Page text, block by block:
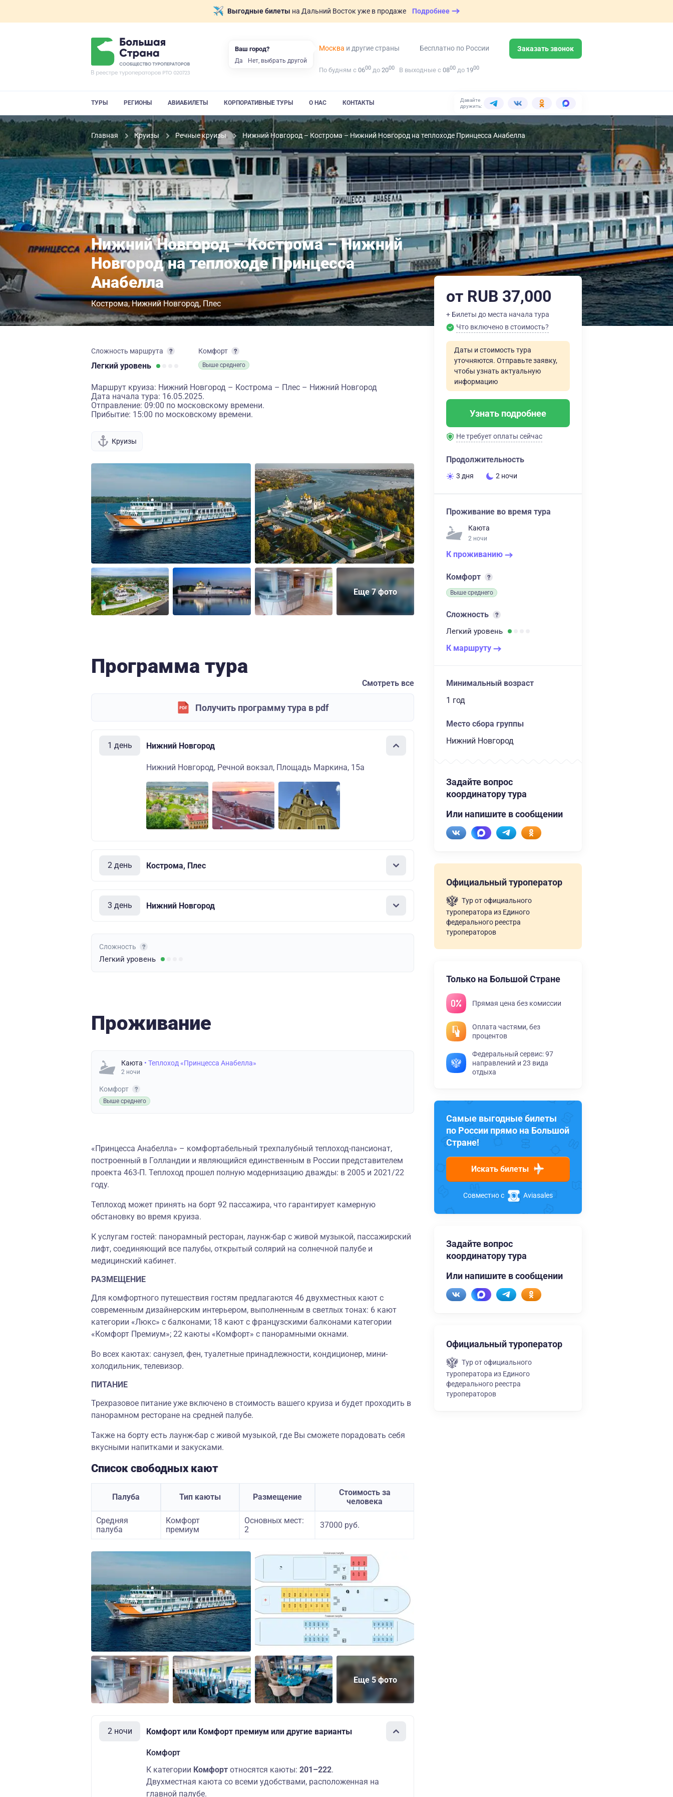
Выгодные билеты на Дальний Восток уже в продаже Подробнее
Москва и другие страны Бесплатно по России Заказать звонок
По будням с 0600 до 2000 В выходные с 0800 до 1900
ТУРЫ РЕГИОНЫ АВИАБИЛЕТЫ КОРПОРАТИВНЫЕ ТУРЫ О НАС КОНТАКТЫ
Давайте
дружить:
Главная Круизы Речные круизы Нижний Новгород – Кострома – Нижний Новгород на теплоходе Принцесса Анабелла
Нижний Новгород – Кострома – Нижний
Новгород на теплоходе Принцесса
Анабелла
Кострома Нижний Новгород Плес
Сложность маршрута
Легкий уровень
Комфорт
Выше среднего
Маршрут круиза: Нижний Новгород – Кострома – Плес – Нижний Новгород
Дата начала тура: 16.05.2025.
Отправление: 09:00 по московскому времени.
Прибытие: 15:00 по московскому времени.
Круизы
Еще 7 фото
Программа тура
Смотреть все
Получить программу тура в pdf
1 день Нижний Новгород
Нижний Новгород, Речной вокзал, Площадь Маркина, 15а
2 день Кострома, Плес
3 день Нижний Новгород
Сложность
Легкий уровень
Проживание
Каюта • Теплоход «Принцесса Анабелла»
2 ночи
Комфорт
Выше среднего
«Принцесса Анабелла» – комфортабельный трехпалубный теплоход-пансионат,
построенный в Голландии и являющийся единственным в России представителем
проекта 463-П. Теплоход прошел полную модернизацию дважды: в 2005 и 2021/22
году.
Теплоход может принять на борт 92 пассажира, что гарантирует камерную
обстановку во время круиза.
К услугам гостей: панорамный ресторан, лаунж-бар с живой музыкой, пассажирский
лифт, соединяющий все палубы, открытый солярий на солнечной палубе и
медицинский кабинет.
РАЗМЕЩЕНИЕ
Для комфортного путешествия гостям предлагаются 46 двухместных кают с
современным дизайнерским интерьером, выполненным в светлых тонах: 6 кают
категории «Люкс» с балконами; 18 кают с французскими балконами категории
«Комфорт Премиум»; 22 каюты «Комфорт» с панорамными окнами.
Во всех каютах: санузел, фен, туалетные принадлежности, кондиционер, мини-
холодильник, телевизор.
ПИТАНИЕ
Трехразовое питание уже включено в стоимость вашего круиза и будет проходить в
панорамном ресторане на средней палубе.
Также на борту есть лаунж-бар с живой музыкой, где Вы сможете порадовать себя
вкусными напитками и закусками.
Список свободных кают
Палуба Тип каюты Размещение
Стоимость за
человека
Средняя
палуба
Комфорт
премиум
Основных мест:
2
37000 руб.
Еще 5 фото
2 ночи Комфорт или Комфорт премиум или другие варианты
Комфорт
К категории Комфорт относятся каюты: 201–222.
Двухместная каюта со всеми удобствами, расположенная на
главной палубе.
от RUB 37,000
+ Билеты до места начала тура
Что включено в стоимость?
Даты и стоимость тура
уточняются. Отправьте заявку,
чтобы узнать актуальную
информацию
Узнать подробнее
Не требует оплаты сейчас
Продолжительность
3 дня 2 ночи
Проживание во время тура
Каюта
2 ночи
К проживанию
Комфорт
Выше среднего
Сложность
Легкий уровень
К маршруту
Минимальный возраст
1 год
Место сбора группы
Нижний Новгород
Задайте вопрос
координатору тура
Или напишите в сообщении
Официальный туроператор
Тур от официального
туроператора из Единого
федерального реестра
туроператоров
Только на Большой Стране
Прямая цена без комиссии
Оплата частями, без
процентов
Федеральный сервис: 97
направлений и 23 вида
отдыха
Самые выгодные билеты
по России прямо на Большой
Стране!
Искать билеты
Совместно с Aviasales
Задайте вопрос
координатору тура
Или напишите в сообщении
Официальный туроператор
Тур от официального
туроператора из Единого
федерального реестра
туроператоров
Ваш город?
Да Нет, выбрать другой